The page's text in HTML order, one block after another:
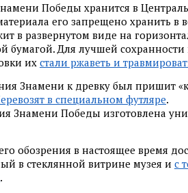
Победы хранится в
его запрещено хранить
в развернутом виде на
бумагой. Для лучшей сохранности
их стали ржаветь и
Знамени к древку был пришит
в специальном футляре.
Знамени Победы изготовлена
обозрения в настоящее время
в стеклянной витрине музея и с
.